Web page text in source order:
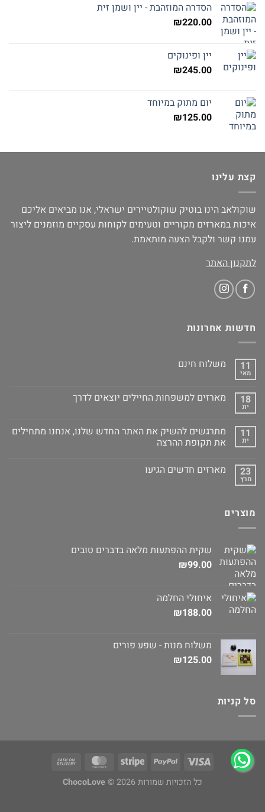
הסדרה המוזהבת - יין ושמן זית
₪220.00
יין ופינוקים
₪245.00
יום מתוק במיוחד
₪125.00
קצת עלינו
שוקולאב הינו בוטיק שוקולטיירים ישראלי, אנו מביאים אליכם
איכות במארזים מקוריים וטעימים לקוחות עסקיים מוזמנים ליצור
עמנו קשר ולקבל הצעה מותאמת.
לתקנון האתר
חדשות אחרונות
11
מאי
משלוח חינם
18
יונ
מארזים למשפחות החיילים יוצאים לדרך
11
יונ
מתרגשים להשיק את האתר החדש שלנו, אנחנו מתחילים
את תקופת ההרצה
23
מרץ
מארזים חדשים הגיעו
מוצרים
שקית ההפתעות מלאה בדברים טובים
₪99.00
איחולי החלמה
₪188.00
משלוח מנות - שפע פורים
₪125.00
סל קניות
כל הזכויות שמורות 2026 © ChocoLove